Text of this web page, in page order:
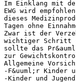
Im Einklang mit
EWG wird
dieses
Tagen ohne
Zwar ist der
wichtiger Schritt
sollte das
zur
Allgemeine
-F&uuml;r Kinder
-Kinder und